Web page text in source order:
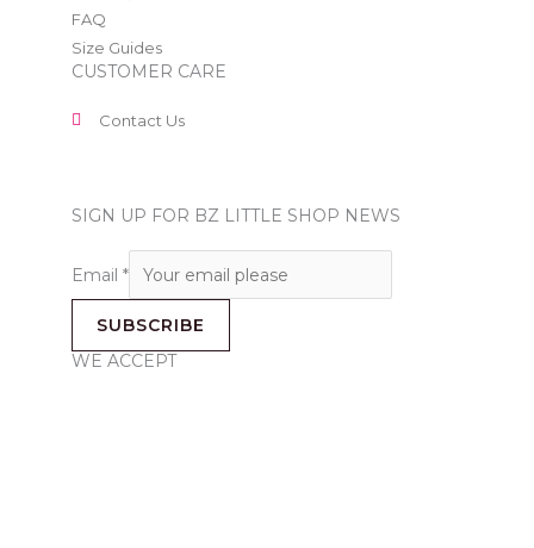
FAQ
Size Guides
CUSTOMER CARE
Contact Us
SIGN UP FOR BZ LITTLE SHOP NEWS
Email *
SUBSCRIBE
WE ACCEPT